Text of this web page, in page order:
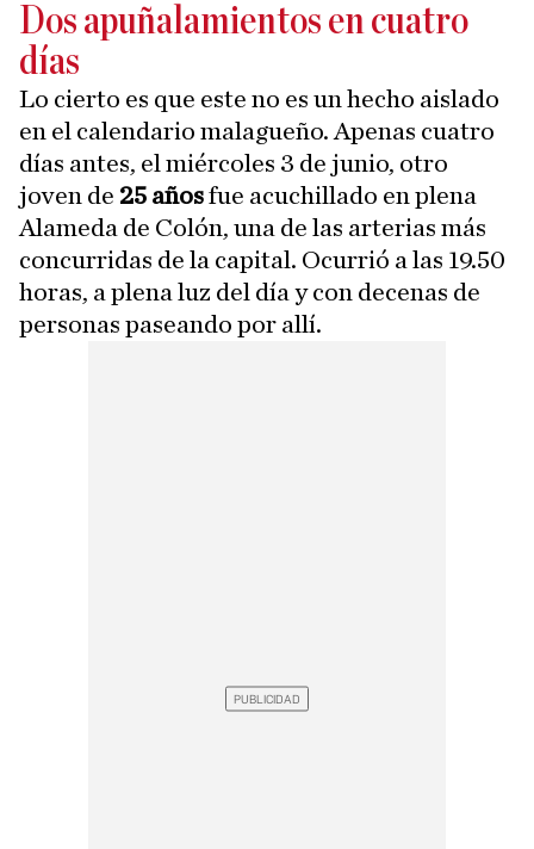
Dos apuñalamientos en cuatro
días
Lo cierto es que este no es un hecho aislado
en el calendario malagueño. Apenas cuatro
días antes, el miércoles 3 de junio, otro
joven de 25 añosfue acuchillado en plena
Alameda de Colón, una de las arterias más
concurridas de la capital. Ocurrió a las 19.50
horas, a plena luz del día y con decenas de
personas paseando por allí.